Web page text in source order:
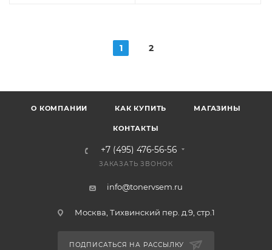
1 2
О КОМПАНИИ КАК КУПИТЬ МАГАЗИНЫ
КОНТАКТЫ
+7 (495) 476-56-56
ЗАКАЗАТЬ ЗВОНОК
info@tonervsem.ru
Москва, Тихвинский пер. д.9, стр.1
ПОДПИСАТЬСЯ НА РАССЫЛКУ